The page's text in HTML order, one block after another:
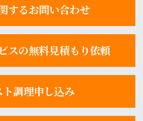
するお問い合わせ
スの無料見積もり依頼
ト調理申し込み